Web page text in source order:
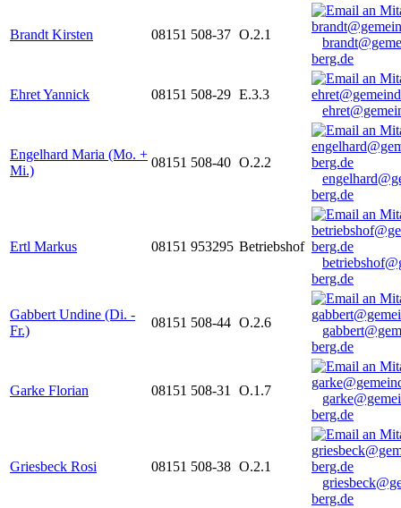
Brandt Kirsten 08151 508-37 O.2.1
berg.de
Ehret Yannick 08151 508-29 E.3.3
Engelhard Maria (Mo. +
Mi.)
08151 508-40 O.2.2
berg.de
Ertl Markus 08151 953295 Betriebshof
berg.de
Gabbert Undine (Di. -
Fr.)
08151 508-44 O.2.6
berg.de
Garke Florian 08151 508-31 O.1.7
berg.de
Griesbeck Rosi 08151 508-38 O.2.1
berg.de